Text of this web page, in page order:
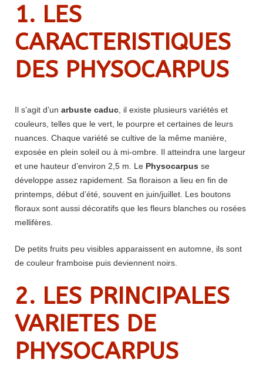
1. LES
CARACTERISTIQUES
DES PHYSOCARPUS
Il s’agit d’un arbuste caduc , il existe plusieurs variétés et
couleurs, telles que le vert, le pourpre et certaines de leurs
nuances. Chaque variété se cultive de la même manière,
exposée en plein soleil ou à mi-ombre. Il atteindra une largeur
et une hauteur d’environ 2,5 m. Le Physocarpus se
développe assez rapidement. Sa floraison a lieu en fin de
printemps, début d’été, souvent en juin/juillet. Les boutons
floraux sont aussi décoratifs que les fleurs blanches ou rosées
mellifères.
De petits fruits peu visibles apparaissent en automne, ils sont
de couleur framboise puis deviennent noirs.
2. LES PRINCIPALES
VARIETES DE
PHYSOCARPUS